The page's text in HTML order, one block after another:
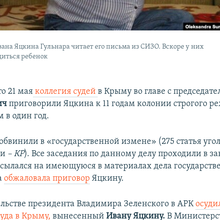
Яцкина Гульнара читает его письма из СИЗО. Вскоре у них
ребенок
21 мая коллегия судейв Крыму во главе с
приговорили Яцкина к 11 годам колонии строгого
в один год.
в «государственной измене» (275 статья
– КР). Все заседания по данному делу проходили в
на имеющуюся в материалах дела
обжаловала приговор Яцкину.
президента Владимира Зеленского в АРК
в Крыму, вынесенныйИвану Яцкину. В